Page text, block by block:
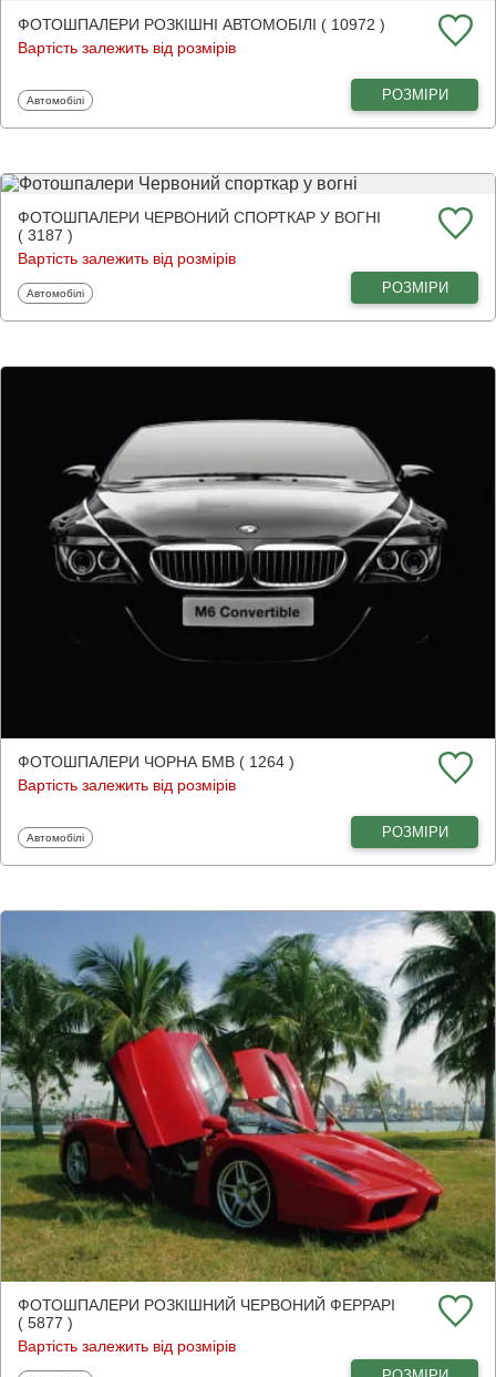
ФОТОШПАЛЕРИ РОЗКІШНІ АВТОМОБІЛІ ( 10972 )
Вартість залежить від розмірів
Фотошпалери
Автомобілі РОЗМІРИ
ФОТОШПАЛЕРИ ЧЕРВОНИЙ СПОРТКАР У ВОГНІ
( 3187 )
Вартість залежить від розмірів
Фотошпалери
Автомобілі РОЗМІРИ
ФОТОШПАЛЕРИ ЧОРНА БМВ ( 1264 )
Вартість залежить від розмірів
Фотошпалери
Автомобілі РОЗМІРИ
ФОТОШПАЛЕРИ РОЗКІШНИЙ ЧЕРВОНИЙ ФЕРРАРІ
( 5877 )
Вартість залежить від розмірів